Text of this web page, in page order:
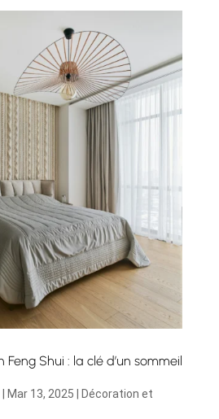
Shui : la clé d’un sommeil
Mar 13, 2025
Décoration et